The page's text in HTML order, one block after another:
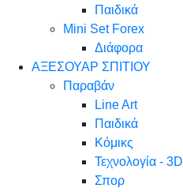
Παιδικά
Mini Set Forex
Διάφορα
ΑΞΕΣΟΥΑΡ ΣΠΙΤΙΟΥ
Παραβάν
Line Art
Παιδικά
Κόμικς
Τεχνολογία - 3D
Σπορ